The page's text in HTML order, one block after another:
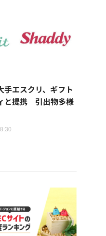
手エスクリ、ギフト
と提携 引出物多様